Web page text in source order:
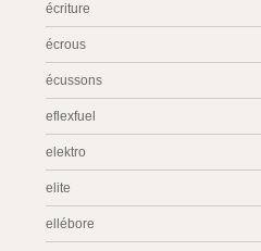
écriture
écrous
écussons
eflexfuel
elektro
elite
ellébore